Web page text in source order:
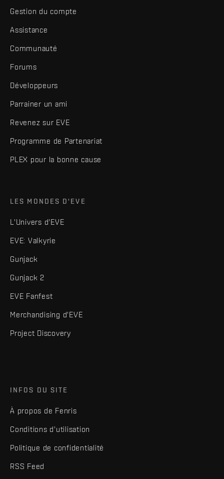
Gestion du compte
Assistance
Communauté
Forums
Développeurs
Parrainer un ami
Revenez sur EVE
Programme de Partenariat
PLEX pour la bonne cause
LES MONDES D'EVE
L'Univers d'EVE
EVE: Valkyrie
Gunjack
Gunjack 2
EVE Fanfest
Merchandising d'EVE
Project Discovery
INFOS DU SITE
À propos de Fenris
Conditions d'utilisation
Politique de confidentialité
RSS Feed